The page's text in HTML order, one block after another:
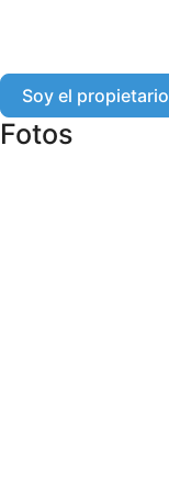
Soy el propietario
Fotos